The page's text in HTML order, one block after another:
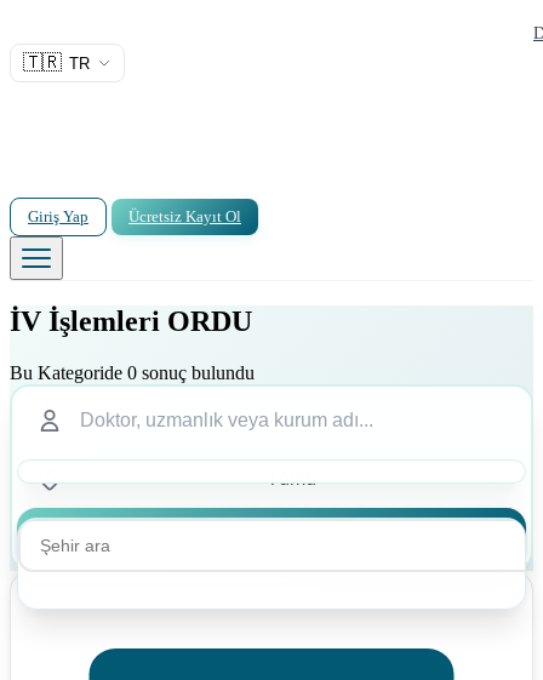
🇹🇷 TR
Giriş Yap Ücretsiz Kayıt Ol
İV İşlemleri ORDU
Bu Kategoride 0 sonuç bulundu